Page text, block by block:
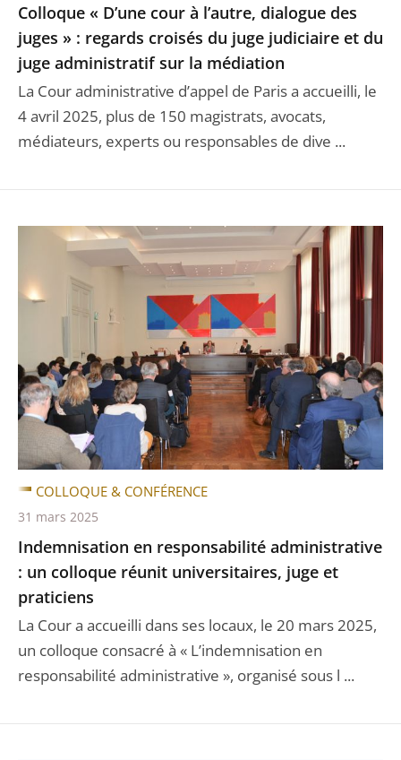
Colloque « D’une cour à l’autre, dialogue des
juges » : regards croisés du juge judiciaire et du
juge administratif sur la médiation
La Cour administrative d’appel de Paris a accueilli, le
4 avril 2025, plus de 150 magistrats, avocats,
médiateurs, experts ou responsables de dive ...
Indemnisation en responsabilité administrative
: un colloque réunit universitaires, juge et
praticiens
La Cour a accueilli dans ses locaux, le 20 mars 2025,
un colloque consacré à « L’indemnisation en
responsabilité administrative », organisé sous l ...
COLLOQUE & CONFÉRENCE
31 mars 2025